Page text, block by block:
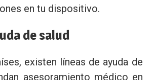
en tu dispositivo.
de salud
existen líneas de ayuda de
asesoramiento médico en